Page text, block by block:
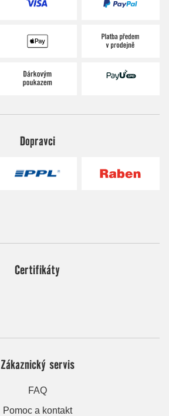
Dopravci
Certifikáty
Zákaznický servis
FAQ
Pomoc a kontakt